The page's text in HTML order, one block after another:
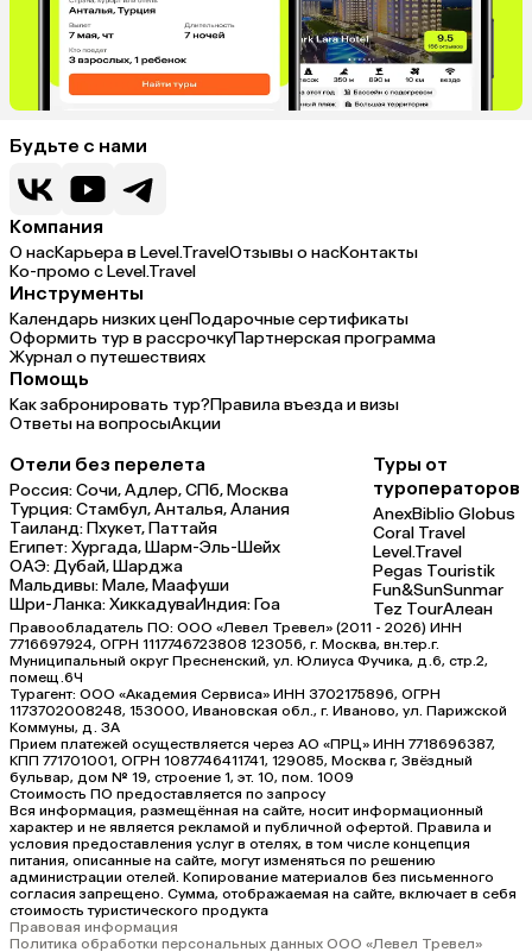
Будьте с нами
Компания
О насКарьера в Level.TravelОтзывы о насКонтакты
Ко-промо с Level.Travel
Инструменты
Календарь низких ценПодарочные сертификаты
Оформить тур в рассрочкуПартнерская программа
Журнал о путешествиях
Помощь
Как забронировать тур?Правила въезда и визы
Ответы на вопросыАкции
Отели без перелета
Россия:Сочи,Адлер,СПб,Москва
Турция:Стамбул,Анталья,Алания
Таиланд:Пхукет,Паттайя
Египет:Хургада,Шарм-Эль-Шейх
ОАЭ:Дубай,Шарджа
Мальдивы:Мале,Маафуши
Шри-Ланка:ХиккадуваИндия:Гоа
Туры от
туроператоров
AnexBiblio Globus
Coral Travel
Level.Travel
Pegas Touristik
Fun&SunSunmar
Tez TourАлеан
Правообладатель ПО: ООО «Левел Тревел» (2011 - 2026) ИНН
7716697924, ОГРН 1117746723808 123056, г. Москва, вн.тер.г.
Муниципальный округ Пресненский, ул. Юлиуса Фучика, д.6, стр.2,
помещ.6Ч
Турагент: ООО «Академия Сервиса» ИНН 3702175896, ОГРН
1173702008248, 153000, Ивановская обл., г. Иваново, ул. Парижской
Коммуны, д. ЗА
Прием платежей осуществляется через АО «ПРЦ» ИНН 7718696387,
КПП 771701001, ОГРН 1087746411741, 129085, Москва г, Звёздный
бульвар, дом № 19, строение 1, эт. 10, пом. 1009
Стоимость ПО предоставляется по запросу
Вся информация, размещённая на сайте, носит информационный
характер и не является рекламой и публичной офертой. Правила и
условия предоставления услуг в отелях, в том числе концепция
питания, описанные на сайте, могут изменяться по решению
администрации отелей. Копирование материалов без письменного
согласия запрещено. Сумма, отображаемая на сайте, включает в себя
стоимость туристического продукта
Правовая информация
Политика обработки персональных данных ООО «Левел Тревел»